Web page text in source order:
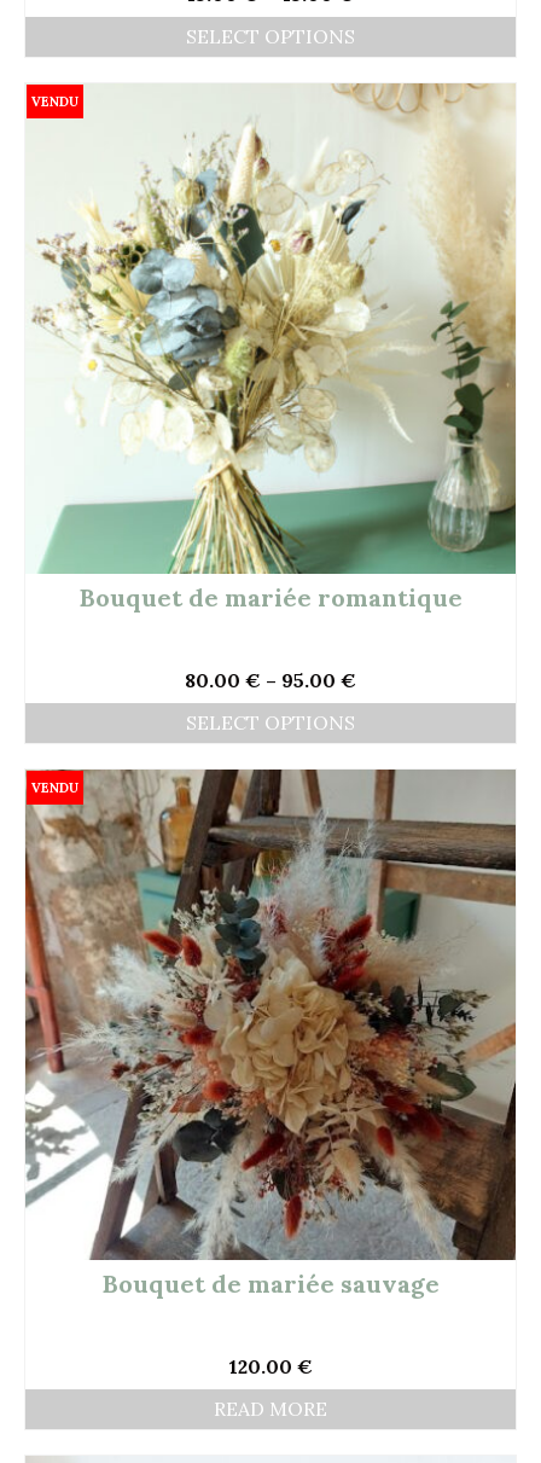
SELECT OPTIONS
VENDU
Bouquet de mariée romantique
80.00 € – 95.00 €
SELECT OPTIONS
VENDU
Bouquet de mariée sauvage
120.00 €
READ MORE